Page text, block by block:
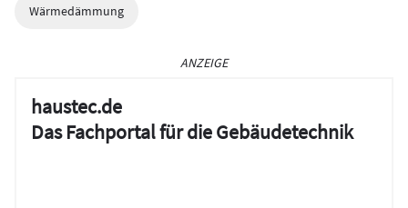
Wärmedämmung
ANZEIGE
haustec.de
Das Fachportal für die Gebäudetechnik